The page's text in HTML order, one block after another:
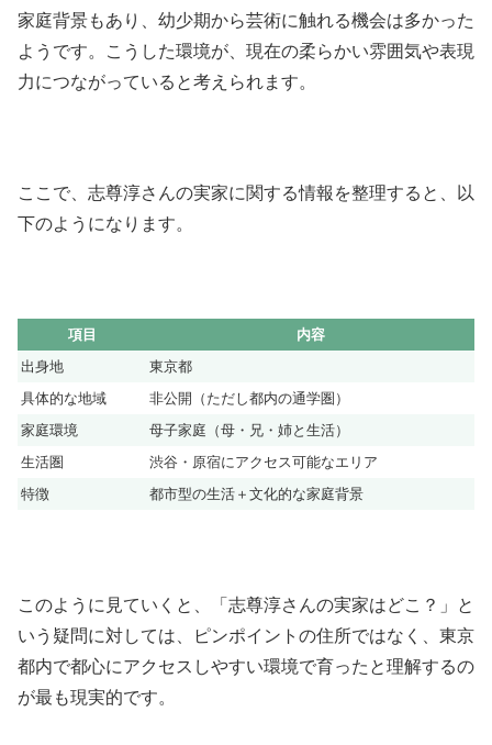
家庭背景もあり、幼少期から芸術に触れる機会は多かった
ようです。こうした環境が、現在の柔らかい雰囲気や表現
力につながっていると考えられます。
ここで、志尊淳さんの実家に関する情報を整理すると、以
下のようになります。
項目
内容
出身地
東京都
具体的な地域
非公開（ただし都内の通学圏）
家庭環境
母子家庭（母・兄・姉と生活）
生活圏
渋谷・原宿にアクセス可能なエリア
特徴
都市型の生活＋文化的な家庭背景
このように見ていくと、「志尊淳さんの実家はどこ？」と
いう疑問に対しては、ピンポイントの住所ではなく、東京
都内で都心にアクセスしやすい環境で育ったと理解するの
が最も現実的です。